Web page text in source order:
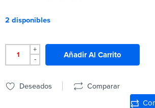
2 disponibles
+
-
Añadir Al Carrito
Deseados Comparar